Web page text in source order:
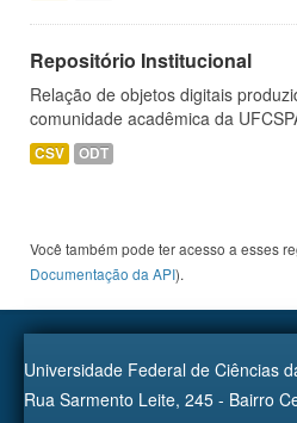
Repositório Institucional
Relação de objetos digitais
comunidade acadêmica da
CSV ODT
Você também pode ter acesso a esses
Documentação da API).
Universidade Federal de Ciências
Rua Sarmento Leite, 245 - Bairro